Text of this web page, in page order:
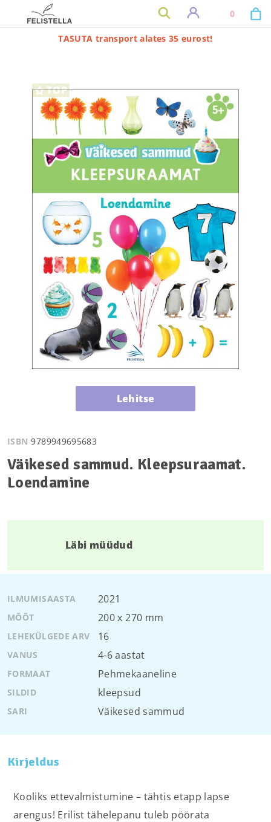
0
TASUTA transport alates 35 eurost!
TOP
Lehitse
ISBN 9789949695683
Väikesed sammud. Kleepsuraamat.
Loendamine
Läbi müüdud
ILMUMISAASTA 2021
MÕÕT 200 x 270 mm
LEHEKÜLGEDE ARV 16
VANUS 4-6 aastat
FORMAAT Pehmekaaneline
SILDID kleepsud
SARI Väikesed sammud
Kirjeldus
Kooliks ettevalmistumine – tähtis etapp lapse
arengus! Erilist tähelepanu tuleb pöörata